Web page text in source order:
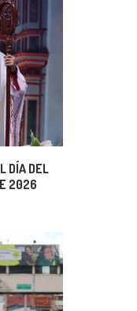
DÍA DEL
2026